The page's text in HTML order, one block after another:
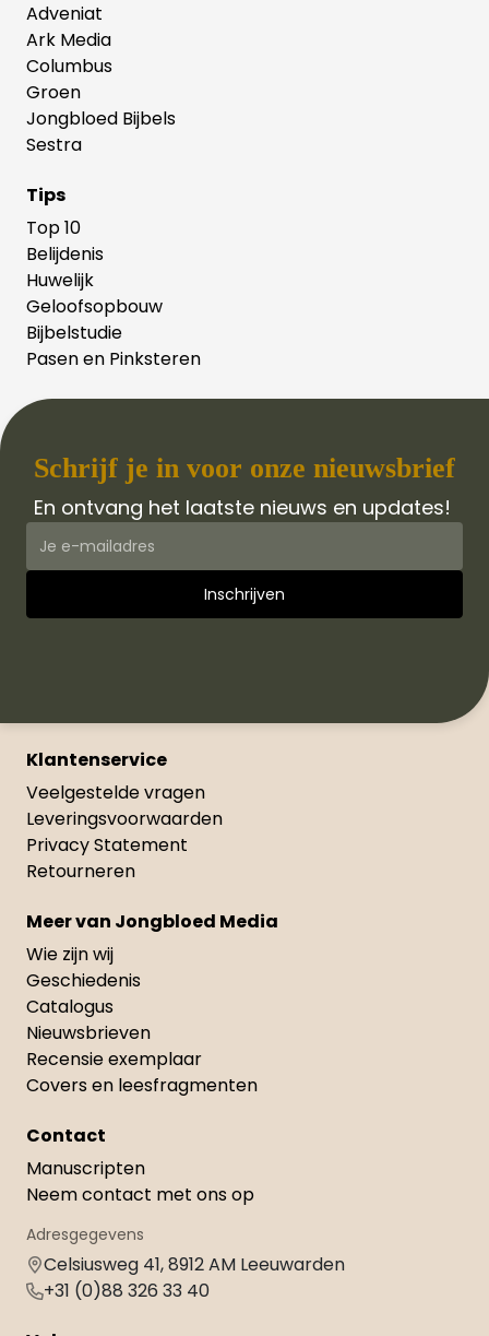
Adveniat
Ark Media
Columbus
Groen
Jongbloed Bijbels
Sestra
Tips
Top 10
Belijdenis
Huwelijk
Geloofsopbouw
Bijbelstudie
Pasen en Pinksteren
Schrijf je in voor onze nieuwsbrief
En ontvang het laatste nieuws en updates!
Klantenservice
Veelgestelde vragen
Leveringsvoorwaarden
Privacy Statement
Retourneren
Meer van Jongbloed Media
Wie zijn wij
Geschiedenis
Catalogus
Nieuwsbrieven
Recensie exemplaar
Covers en leesfragmenten
Contact
Manuscripten
Neem contact met ons op
Adresgegevens
Celsiusweg 41, 8912 AM Leeuwarden
+31 (0)88 326 33 40